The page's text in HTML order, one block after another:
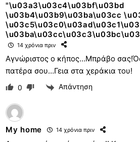
"\u03a3\u03c4\u03bf\u03bd
\u03b4\u03b9\u03ba\u03cc
14 χρόνια πριν
Αγνώριστος ο κήπος…Μπράβο
πατέρα σου…Γεια στα χεράκια του!
0 Απάντηση
My home 14 χρόνια πριν